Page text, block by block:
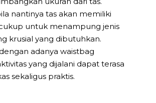
nantinya tas akan memiliki
untuk menampung jenis
krusial yang dibutuhkan.
adanya waistbag
yang dijalani dapat terasa
sekaligus praktis.